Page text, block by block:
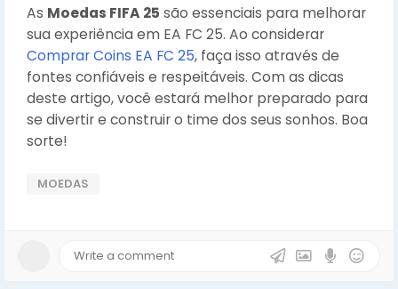
As Moedas FIFA 25 são essenciais para melhorar
sua experiência em EA FC 25. Ao considerar
Comprar Coins EA FC 25, faça isso através de
fontes confiáveis e respeitáveis. Com as dicas
deste artigo, você estará melhor preparado para
se divertir e construir o time dos seus sonhos. Boa
sorte!
MOEDAS